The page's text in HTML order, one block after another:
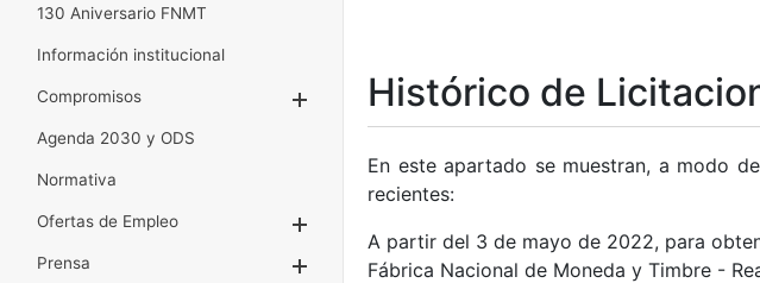
130 Aniversario FNMT
Información institucional
Compromisos
Mostrar/Ocultar
Agenda 2030 y ODS
Normativa
Ofertas de Empleo
Prensa
Mostrar/Ocultar
Histórico de
En este apartado se muestran, a modo
recientes:
A partir del 3 de mayo de 2022, para
Fábrica Nacional de Moneda y Timbre -